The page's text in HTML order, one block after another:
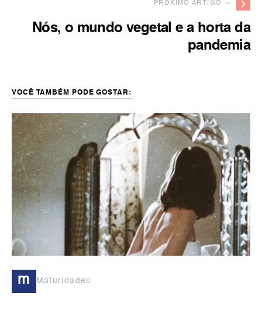
PRÓXIMO ARTIGO —
Nós, o mundo vegetal e a horta da
pandemia
VOCÊ TAMBÉM PODE GOSTAR:
m Maturidades